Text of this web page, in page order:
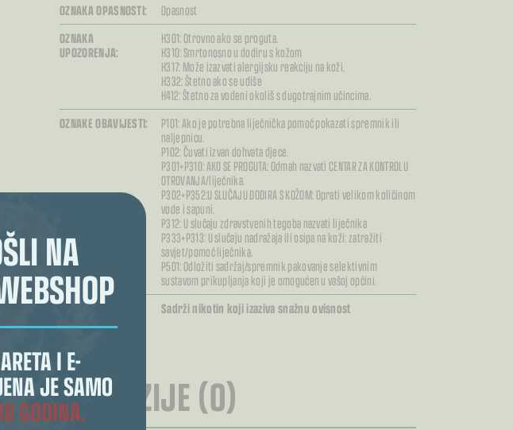
NA
I E-
JE SAMO
GODINA.
OZNAKA OPASNOSTI:
Opasnost
OZNAKA
UPOZORENJA:
H301: Otrovno ako se proguta.
H310: Smrtonosno u dodiru s kožom
H317: Može izazvati alergijsku reakciju na koži.
H332: Štetno ako se udiše
H412: Štetno za vodeni okoliš s dugotrajnim učincima.
OZNAKE OBAVIJESTI:
P101: Ako je potrebna liječnička pomoć pokazati spremnik ili
naljepnicu.
P102: Čuvati izvan dohvata djece.
P301+P310: AKO SE PROGUTA: Odmah nazvati CENTAR ZA KONTROLU
OTROVANJA/liječnika.
P302+P352:U SLUČAJU DODIRA S KOŽOM: Oprati velikom količinom
vode i sapuni.
P312: U slučaju zdravstvenih tegoba nazvati liječnika
P333+P313: U slučaju nadražaja ili osipa na koži: zatražiti
savjet/pomoć liječnika.
P501: Odložiti sadržaj/spremnik pakovanje selektivnim
sustavom prikupljanja koji je omogućen u vašoj općini.
DODATNI PODACI O
OPASNOSTIMA:
Sadrži nikotin koji izaziva snažnu ovisnost
RECENZIJE (0)